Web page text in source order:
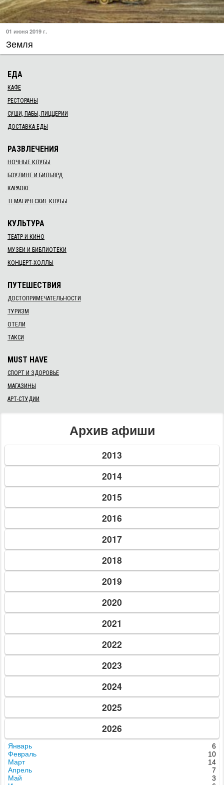
01 июня 2019 г.
Земля
ЕДА
КАФЕ
РЕСТОРАНЫ
СУШИ, ПАБЫ, ПИЦЦЕРИИ
ДОСТАВКА ЕДЫ
РАЗВЛЕЧЕНИЯ
НОЧНЫЕ КЛУБЫ
БОУЛИНГ И БИЛЬЯРД
КАРАОКЕ
ТЕМАТИЧЕСКИЕ КЛУБЫ
КУЛЬТУРА
ТЕАТР И КИНО
МУЗЕИ И БИБЛИОТЕКИ
КОНЦЕРТ-ХОЛЛЫ
ПУТЕШЕСТВИЯ
ДОСТОПРИМЕЧАТЕЛЬНОСТИ
ТУРИЗМ
ОТЕЛИ
ТАКСИ
MUST HAVE
СПОРТ И ЗДОРОВЬЕ
МАГАЗИНЫ
АРТ-СТУДИИ
Архив афиши
2013
2014
2015
2016
2017
2018
2019
2020
2021
2022
2023
2024
2025
2026
Январь
6
Февраль
10
Март
14
Апрель
7
Май
3